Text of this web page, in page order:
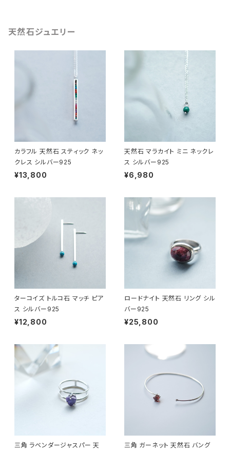
天然石ジュエリー
カラフル 天然石 スティック ネッ
クレス シルバー925
¥13,800
天然石 マラカイト ミニ ネックレ
ス シルバー925
¥6,980
ターコイズ トルコ石 マッチ ピア
ス シルバー925
¥12,800
ロードナイト 天然石 リング シル
バー925
¥25,800
三角 ラベンダージャスパー 天
三角 ガーネット 天然石 バング